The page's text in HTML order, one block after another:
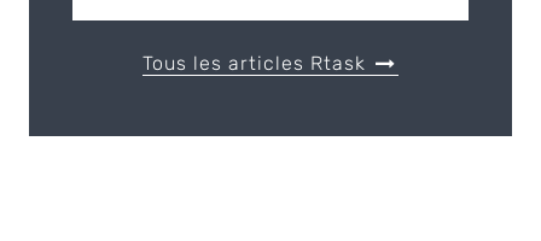
Tous les articles Rtask